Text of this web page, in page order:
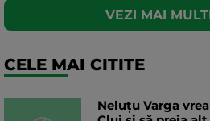
VEZI MAI
CELE MAI CITITE
Neluțu Varga